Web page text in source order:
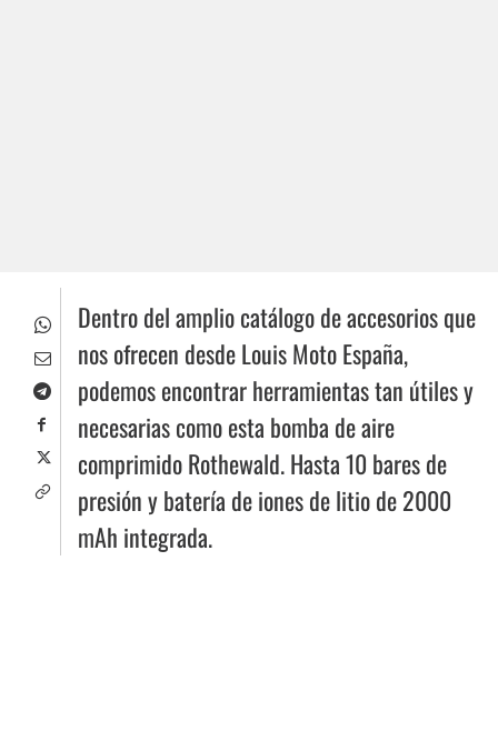
Dentro del amplio catálogo de accesorios que
nos ofrecen desde Louis Moto España,
podemos encontrar herramientas tan útiles y
necesarias como esta bomba de aire
comprimido Rothewald. Hasta 10 bares de
presión y batería de iones de litio de 2000
mAh integrada.